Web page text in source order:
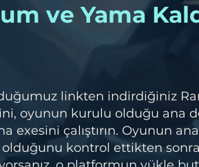
ve Yama
linkten indirdiğiniz
oyunun kurulu olduğu ana
exesini çalıştırın. Oyunun
kontrol ettikten